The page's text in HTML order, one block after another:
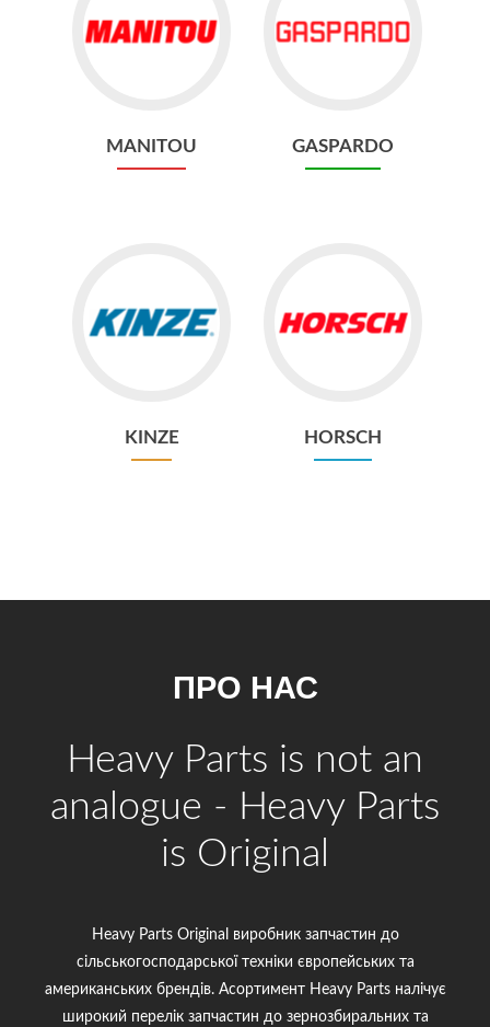
MANITOU GASPARDO
KINZE HORSCH
ПРО НАС
Heavy Parts is not an
analogue - Heavy Parts
is Original
Heavy Parts Original виробник запчастин до
сільськогосподарської техніки європейських та
американських брендів. Асортимент Heavy Parts налічує
широкий перелік запчастин до зернозбиральних та